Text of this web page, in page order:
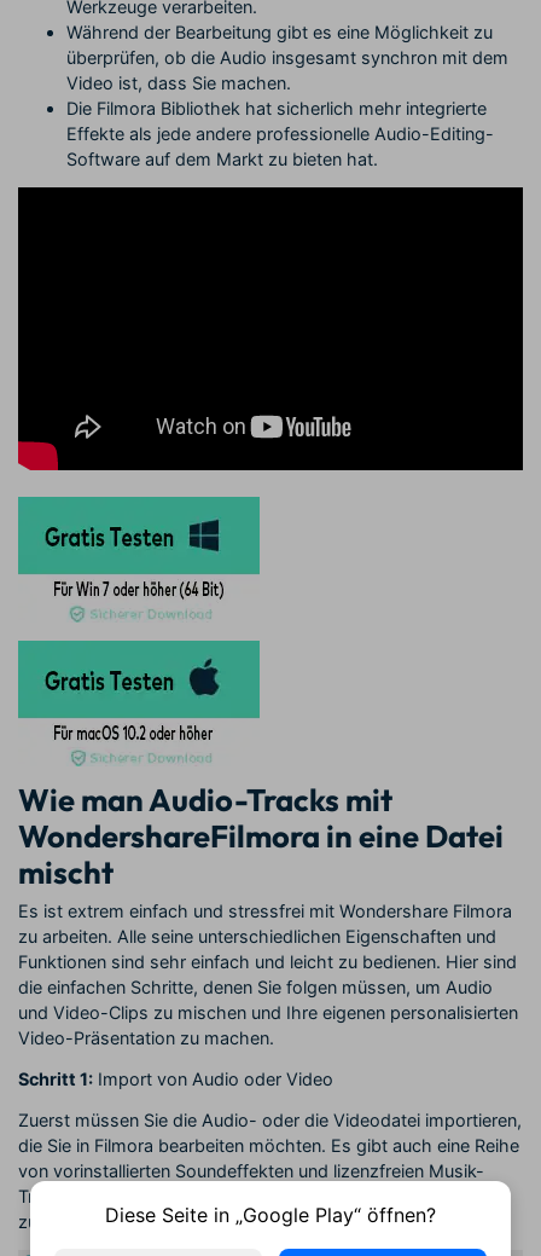
Werkzeuge verarbeiten.
Während der Bearbeitung gibt es eine Möglichkeit zu
überprüfen, ob die Audio insgesamt synchron mit dem
Video ist, dass Sie machen.
Die Filmora Bibliothek hat sicherlich mehr integrierte
Effekte als jede andere professionelle Audio-Editing-
Software auf dem Markt zu bieten hat.
Wie man Audio-Tracks mit
WondershareFilmora in eine Datei
mischt
Es ist extrem einfach und stressfrei mit Wondershare Filmora
zu arbeiten. Alle seine unterschiedlichen Eigenschaften und
Funktionen sind sehr einfach und leicht zu bedienen. Hier sind
die einfachen Schritte, denen Sie folgen müssen, um Audio
und Video-Clips zu mischen und Ihre eigenen personalisierten
Video-Präsentation zu machen.
Schritt 1: Import von Audio oder Video
Zuerst müssen Sie die Audio- oder die Videodatei importieren,
die Sie in Filmora bearbeiten möchten. Es gibt auch eine Reihe
von vorinstallierten Soundeffekten und lizenzfreien Musik-
Tracks in der Filmora Bibliothek, die Sie per Drag-and-Drop
zur Timeline hinzufügen und bearbeiten können.
Diese Seite in „Google Play“ öffnen?